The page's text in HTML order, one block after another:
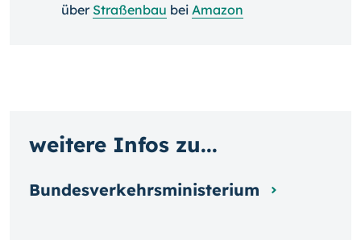
über Straßenbau bei Amazon
weitere Infos zu...
Bundesverkehrsministerium